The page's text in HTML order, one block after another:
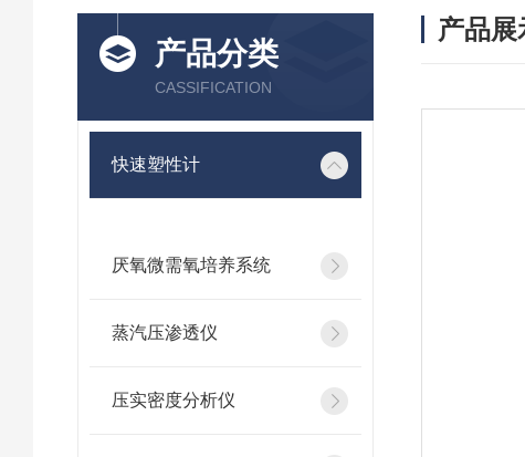
产品分类
CASSIFICATION
快速塑性计
厌氧微需氧培养系统
蒸汽压渗透仪
压实密度分析仪
产品展